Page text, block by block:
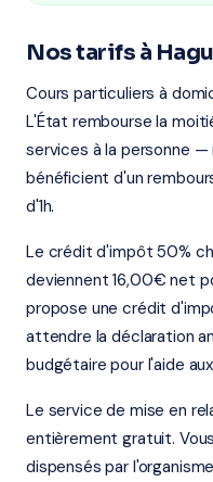
Nos tarifs à
Cours particuliers à
L'État rembourse la
services à la personne —
bénéficient d'un
d'1h.
Le crédit d'impôt 50%
deviennent 16,00€ net
propose une crédit
attendre la déclaration
budgétaire pour l'aide
Le service de mise en
entièrement gratuit.
dispensés par